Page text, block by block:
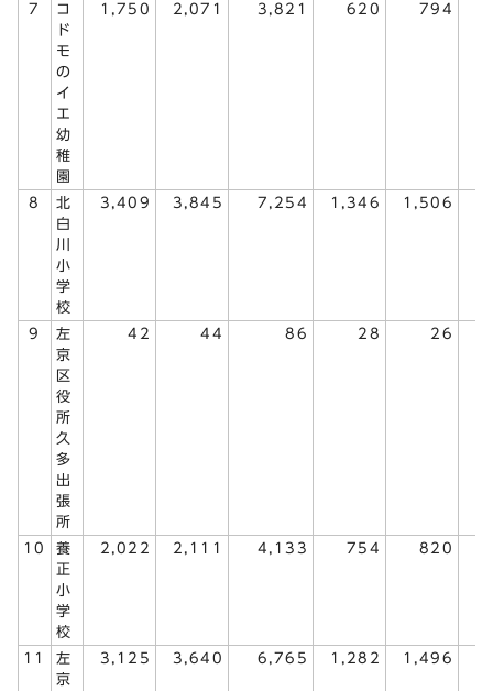
7
コ
ド
モ
の
イ
エ
幼
稚
園
1,750 2,071 3,821 620 794
8
北
白
川
小
学
校
3,409 3,845 7,254 1,346 1,506
9
左
京
区
役
所
久
多
出
張
所
42 44 86 28 26
10
養
正
小
学
校
2,022 2,111 4,133 754 820
11
左
京
3,125 3,640 6,765 1,282 1,496